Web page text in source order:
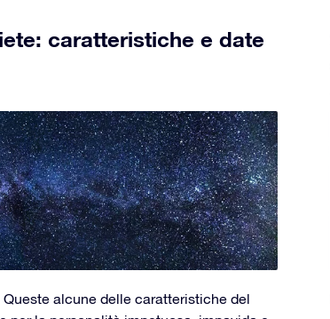
caratteristiche e date
alcune delle caratteristiche del